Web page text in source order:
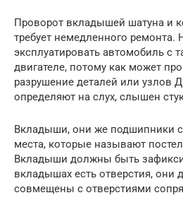
Проворот вкладышей шатуна и
требует немедленного ремонта.
эксплуатировать автомобиль с
двигателе, потому как может
разрушение деталей или узлов
определяют на слух, слышен
Вкладыши, они же подшипники
места, которые называют
Вкладыши должны быть
вкладышах есть отверстия, они
совмещены с отверстиями